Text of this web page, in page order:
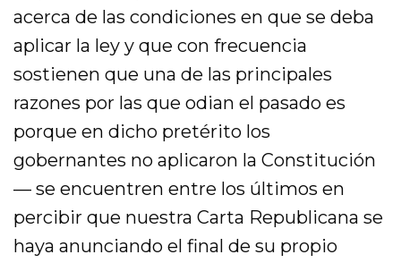
acerca de las condiciones en que se deba
aplicar la ley y que con frecuencia
sostienen que una de las principales
razones por las que odian el pasado es
porque en dicho pretérito los
gobernantes no aplicaron la Constitución
— se encuentren entre los últimos en
percibir que nuestra Carta Republicana se
haya anunciando el final de su propio